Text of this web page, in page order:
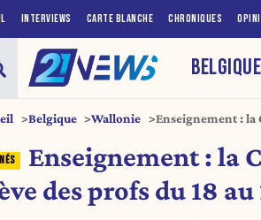
INTERVIEWS CARTE BLANCHE CHRONIQUES
BELGIQUE
Belgique Wallonie
Enseignement : la
Enseignement : la
des profs du 18